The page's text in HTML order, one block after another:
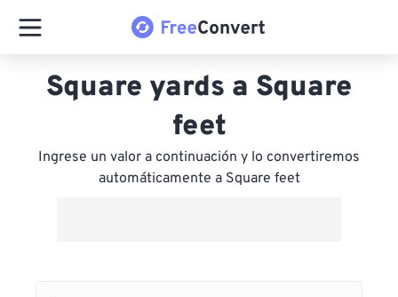
Square yards a Square
feet
Ingrese un valor a continuación y lo convertiremos
automáticamente a Square feet